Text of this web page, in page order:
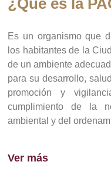
¿Qué es la
Es un organismo que
los habitantes de la
de un ambiente
para su desarrollo,
promoción y
cumplimiento de la
ambiental y del
Ver más